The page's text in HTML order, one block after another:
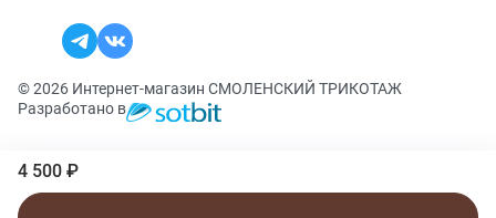
4 500 ₽
© 2026 Интернет-магазин СМОЛЕНСКИЙ ТРИКОТАЖ
Разработано в